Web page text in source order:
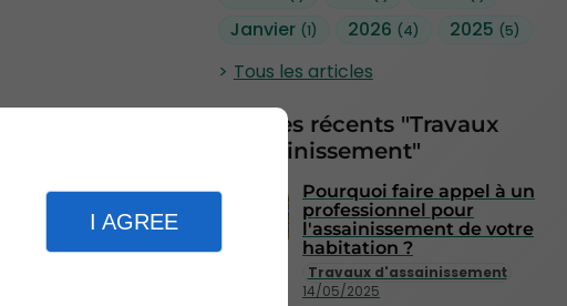
I AGREE
Janvier (1) 2026 (4) 2025 (5)
Tous les articles
Articles récents "Travaux
d'assainissement"
Travaux d'assainissement
14/05/2025
Pourquoi faire appel à un
professionnel pour
l'assainissement de votre
habitation ?